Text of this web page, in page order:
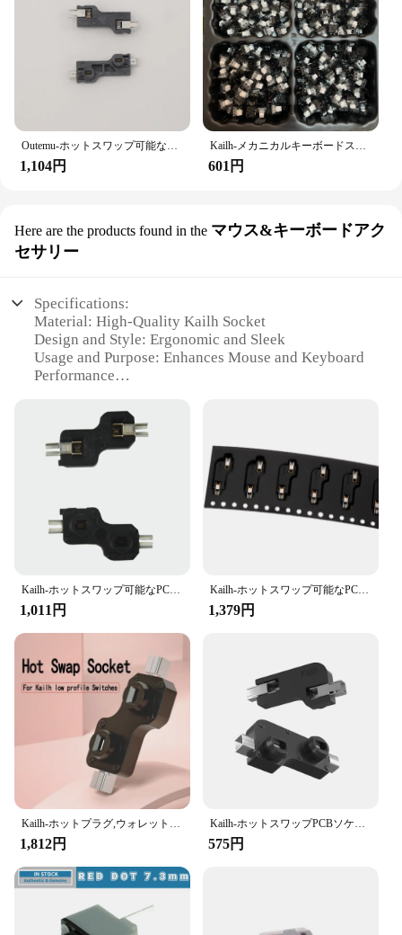
1,104円 601円
Here are the products found in the マウス&キーボードアク
セサリー
Specifications:
Material: High-Quality Kailh Socket
Design and Style: Ergonomic and Sleek
Usage and Purpose: Enhances Mouse and Keyboard
Performance
Parts and Accessories: Comes as a Set
Applicable People: Gamers, Professionals, and Tech
Enthusiasts
**Optimized for Performance**
The kailh socket mouse and keyboard accessory set
The high-quality Kailh socket is renowned for its
durability and responsiveness, ensuring that every
This set is a must-have for gamers, professionals,
and tech enthusiasts who demand the best from their
peripherals. Whether you're engaged in intense
gaming sessions or working on complex tasks, the
kailh socket accessories will provide you with the
responsiveness and reliability you need.
**Ergonomic Design for Comfort**
The ergonomic design of these accessories is not
just about aesthetics; it's about comfort. The sleek
and modern style of the kailh socket mouse and
keyboard set is complemented by an ergonomic
during prolonged use. This attention to detail
without fatigue, making it ideal for both casual and
1,011円
Kailh-ホットスワップ可能なPCBソケット,Gateron用プラグ,Utemu Cherry MXスイッチ,メカニカルキーボード,卸売,pg151101s11
1,379円
1,812円 575円